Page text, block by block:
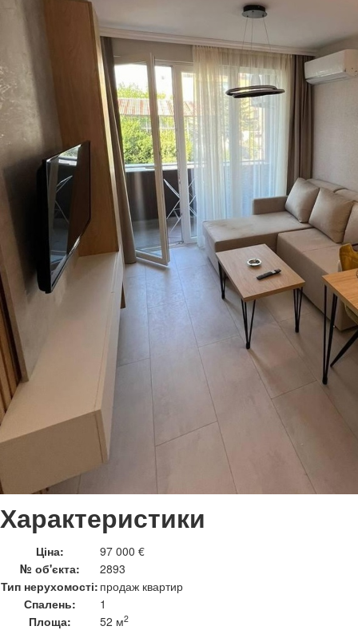
Характеристики
Ціна:
97 000 €
№ об'єкта:
2893
Тип нерухомості: продаж квартир
Спалень:
1
Площа:
52 м2